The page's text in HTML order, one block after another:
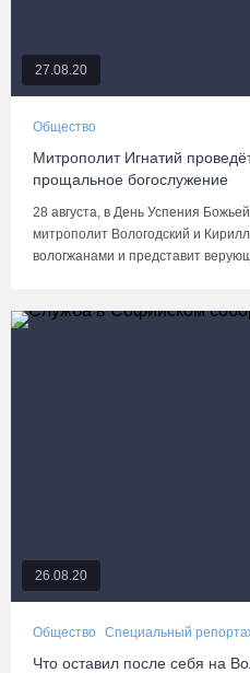
27.08.20
Общество
Митрополит Игнатий
прощальное богослужение
28 августа, в День Успения
митрополит Вологодский и
вологжанами и представит
26.08.20
Общество Специальный
Что оставил после себя на